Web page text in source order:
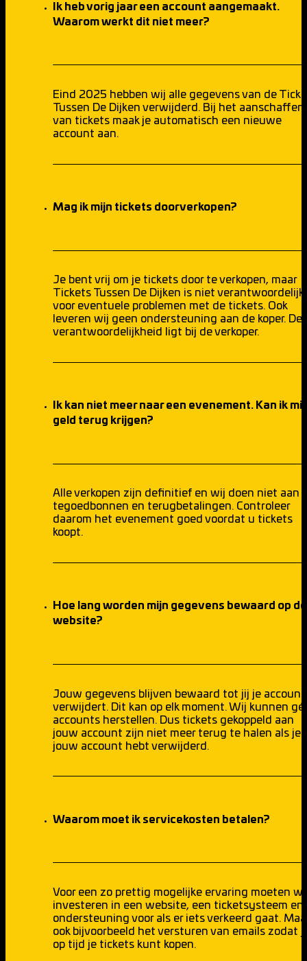
Ik heb vorig jaar een account aangemaakt.
Waarom werkt dit niet meer?
Eind 2025 hebben wij alle gegevens van de
Tussen De Dijken verwijderd. Bij het aanschaffen
van tickets maak je automatisch een nieuwe
account aan.
Mag ik mijn tickets doorverkopen?
Je bent vrij om je tickets door te verkopen, maar
Tickets Tussen De Dijken is niet verantwoordelijk
voor eventuele problemen met de tickets. Ook
leveren wij geen ondersteuning aan de koper. De
verantwoordelijkheid ligt bij de verkoper.
Ik kan niet meer naar een evenement. Kan ik
geld terug krijgen?
Alle verkopen zijn definitief en wij doen niet aan
tegoedbonnen en terugbetalingen. Controleer
daarom het evenement goed voordat u tickets
koopt.
Hoe lang worden mijn gegevens bewaard op de
website?
Jouw gegevens blijven bewaard tot jij je account
verwijdert. Dit kan op elk moment. Wij kunnen
accounts herstellen. Dus tickets gekoppeld aan
jouw account zijn niet meer terug te halen als je
jouw account hebt verwijderd.
Waarom moet ik servicekosten betalen?
Voor een zo prettig mogelijke ervaring moeten
investeren in een website, een ticketsysteem en
ondersteuning voor als er iets verkeerd gaat.
ook bijvoorbeeld het versturen van emails zodat
op tijd je tickets kunt kopen.